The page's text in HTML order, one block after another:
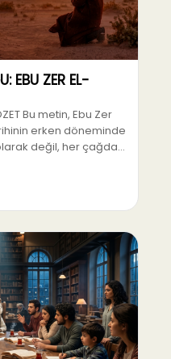
EBU ZER EL-
Bu metin, Ebu Zer
erken döneminde
değil, her çağda…